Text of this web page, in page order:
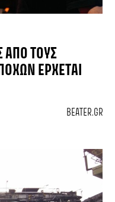
ΑΠΌ ΤΟΥΣ
ΈΡΧΕΤΑΙ
BEATER.GR